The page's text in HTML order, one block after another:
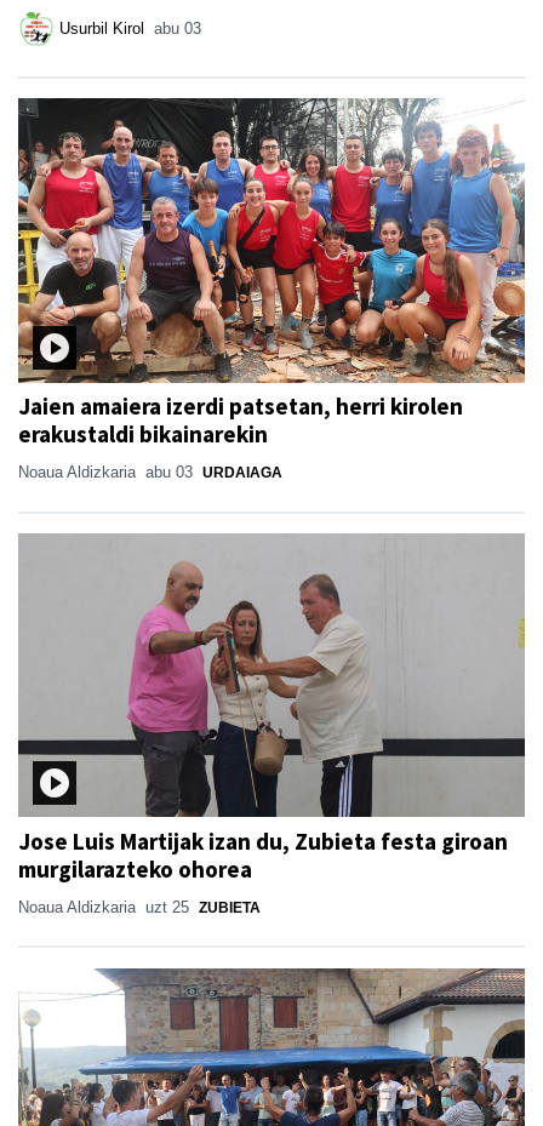
Usurbil Kirol abu 03
Jaien amaiera izerdi patsetan, herri kirolen
erakustaldi bikainarekin
Noaua Aldizkaria abu 03 URDAIAGA
Jose Luis Martijak izan du, Zubieta festa giroan
murgilarazteko ohorea
Noaua Aldizkaria uzt 25 ZUBIETA